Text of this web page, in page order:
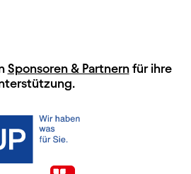
Sponsoren & Partnernfür ihre